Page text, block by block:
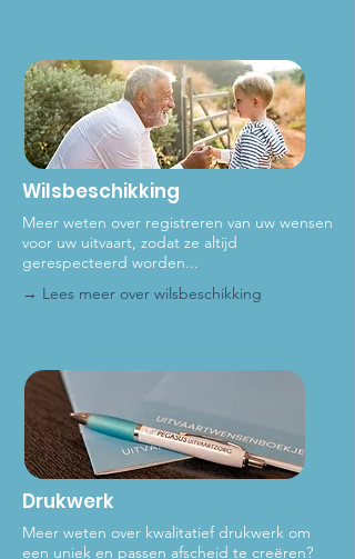
Wilsbeschikking
Meer weten over registreren van uw wensen
voor uw uitvaart, zodat ze altijd
gerespecteerd worden...
→ Lees meer over wilsbeschikking
Drukwerk
Meer weten over kwalitatief drukwerk om
een uniek en passen afscheid te creëren?